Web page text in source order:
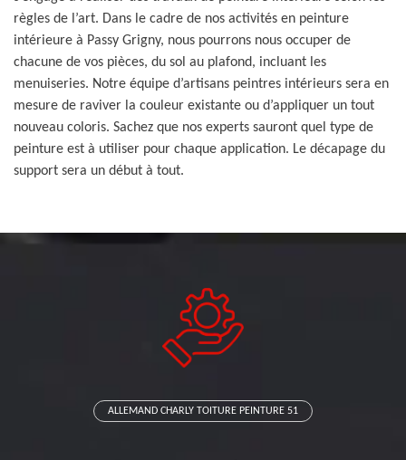
règles de l’art. Dans le cadre de nos activités en peinture
intérieure à Passy Grigny, nous pourrons nous occuper de
chacune de vos pièces, du sol au plafond, incluant les
menuiseries. Notre équipe d’artisans peintres intérieurs sera en
mesure de raviver la couleur existante ou d’appliquer un tout
nouveau coloris. Sachez que nos experts sauront quel type de
peinture est à utiliser pour chaque application. Le décapage du
support sera un début à tout.
ALLEMAND CHARLY TOITURE PEINTURE 51